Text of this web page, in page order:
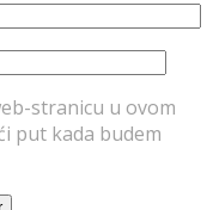
stranicu u ovom
put kada budem